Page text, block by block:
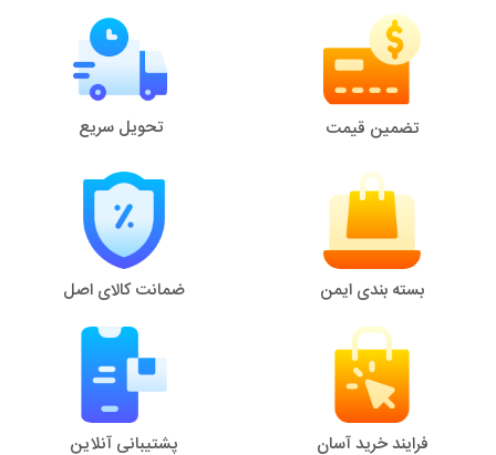
تضمین قیمت تحویل سریع
بسته بندی ایمن ضمانت کالای اصل
فرایند خرید آسان پشتیبانی آنلاین